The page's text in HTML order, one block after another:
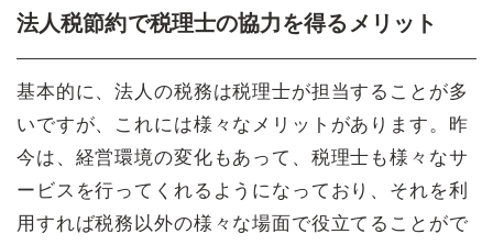
法人税節約で税理士の協力を得るメリット
基本的に、法人の税務は税理士が担当することが多
いですが、これには様々なメリットがあります。昨
今は、経営環境の変化もあって、税理士も様々なサ
ービスを行ってくれるようになっており、それを利
用すれば税務以外の様々な場面で役立てることがで